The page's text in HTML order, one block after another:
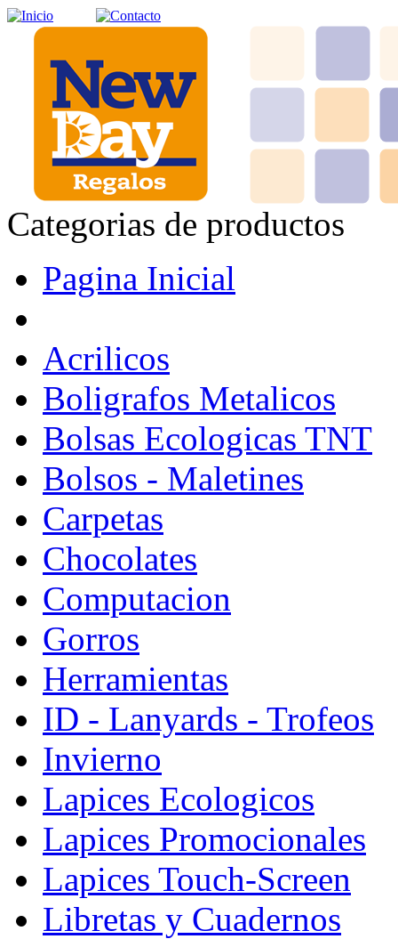
Categorias de productos
Pagina Inicial
Acrilicos
Boligrafos Metalicos
Bolsas Ecologicas TNT
Bolsos - Maletines
Carpetas
Chocolates
Computacion
Gorros
Herramientas
ID - Lanyards - Trofeos
Invierno
Lapices Ecologicos
Lapices Promocionales
Lapices Touch-Screen
Libretas y Cuadernos